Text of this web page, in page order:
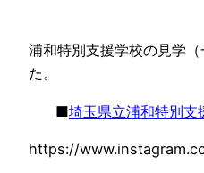
浦和特別支援学校の見学
た。
■埼玉県立浦和特別支
https://